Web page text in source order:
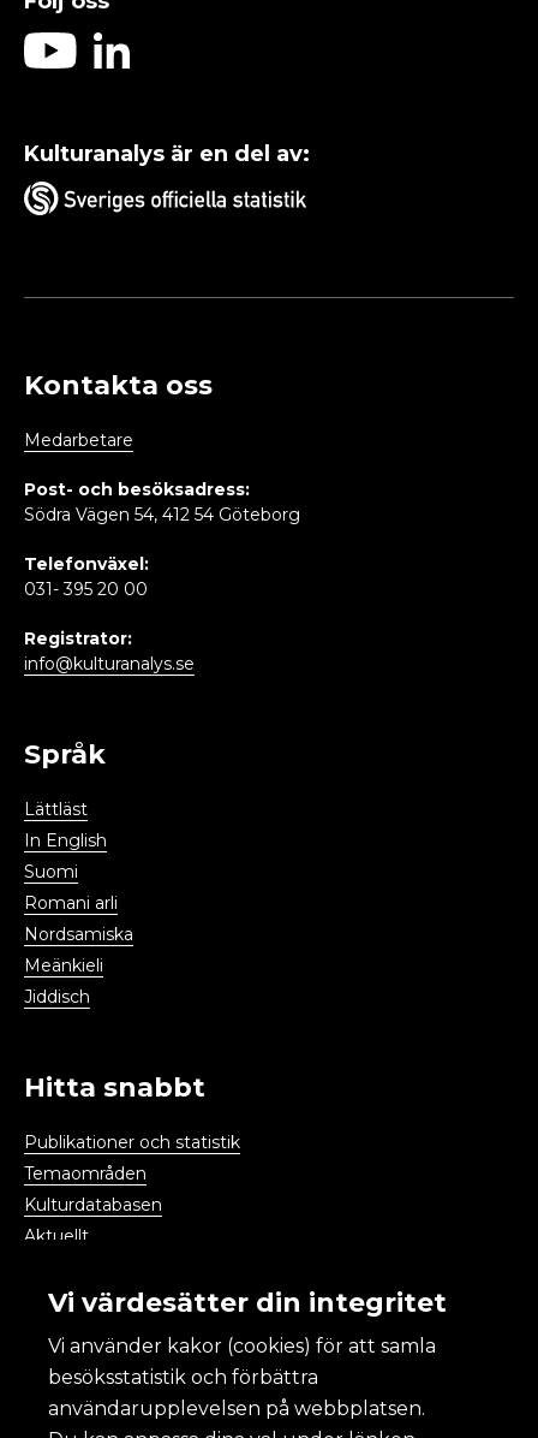
Kulturanalys är en del av:
Kontakta oss
Medarbetare
Post- och besöksadress:
Södra Vägen 54, 412 54 Göteborg
Telefonväxel:
031- 395 20 00
Registrator:
info@kulturanalys.se
Språk
Lättläst
In English
Suomi
Romani arli
Nordsamiska
Meänkieli
Jiddisch
Hitta snabbt
Publikationer och statistik
Temaområden
Kulturdatabasen
Aktuellt
Kulturanalys
Om Kulturanalys
Vi värdesätter din integritet
Vi använder kakor (cookies) för att samla
besöksstatistik och förbättra
användarupplevelsen på webbplatsen.